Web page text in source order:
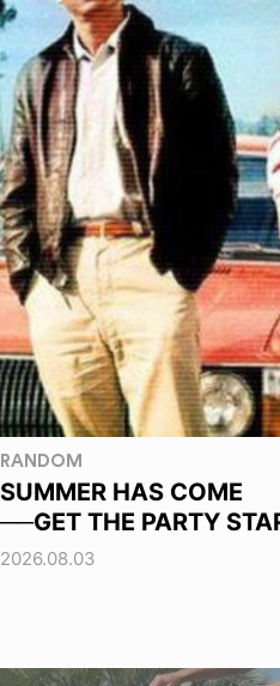
RANDOM
SUMMER HAS COME
──GET THE PARTY
2026.08.03